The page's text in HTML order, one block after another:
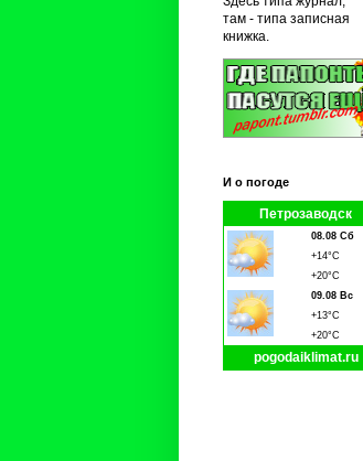
там - типа записная
книжка.
И о погоде
Петрозаводск
08.08 Сб
+14°C
+20°C
09.08 Вс
+13°C
+20°C
pogodaiklimat.ru